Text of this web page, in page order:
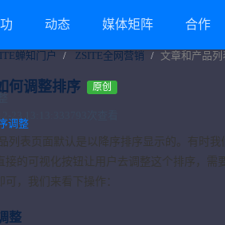
动态 媒体矩阵 合作
蝉知门户 ZSITE全网营销 文章和产品
何调整排序 原创
23 13:13:33
调整
列表页面默认是以降序排序显示的。有时
接的可视化按钮让用户去调整这个排序，需
，我们来看下操作：
整